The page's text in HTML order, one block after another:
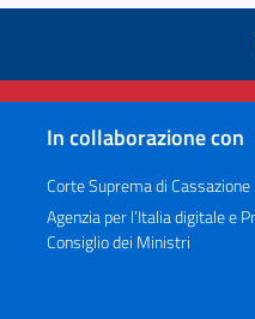
In collaborazione con
Corte Suprema di Cassazione
Agenzia per l’Italia digitale e
Consiglio dei Ministri